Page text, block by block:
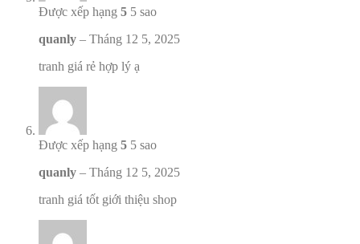
Được xếp hạng 5 5 sao
quanly – Tháng 12 5, 2025
tranh giá rẻ hợp lý ạ
Được xếp hạng 5 5 sao
quanly – Tháng 12 5, 2025
tranh giá tốt giới thiệu shop